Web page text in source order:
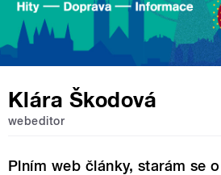
Klára Škodová
webeditor
Plním web články, starám se